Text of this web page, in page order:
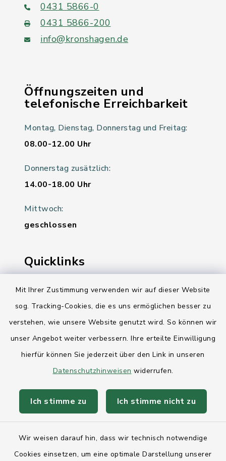
Mit Ihrer Zustimmung verwenden wir auf dieser Website
sog. Tracking-Cookies, die es uns ermöglichen besser zu
verstehen, wie unsere Website genutzt wird. So können wir
unser Angebot weiter verbessern. Ihre erteilte Einwilligung
hierfür können Sie jederzeit über den Link in unseren
Datenschutzhinweisen widerrufen.
Ich stimme zu Ich stimme nicht zu
Wir weisen darauf hin, dass wir technisch notwendige
Cookies einsetzen, um eine optimale Darstellung unserer
0431 5866-0
0431 5866-200
info@kronshagen.de
Öffnungszeiten und
telefonische Erreichbarkeit
Montag, Dienstag, Donnerstag und Freitag:
08.00-12.00 Uhr
Donnerstag zusätzlich:
14.00-18.00 Uhr
Mittwoch:
geschlossen
Quicklinks
Ihre Behördennummer 115
Landesregierung Schleswig-Holstein
AktivRegion Mittelholstein
Anfahrt